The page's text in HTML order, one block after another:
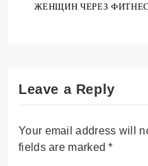
ЖЕНЩИН ЧЕРЕЗ
Leave a Reply
Your email address will
fields are marked*